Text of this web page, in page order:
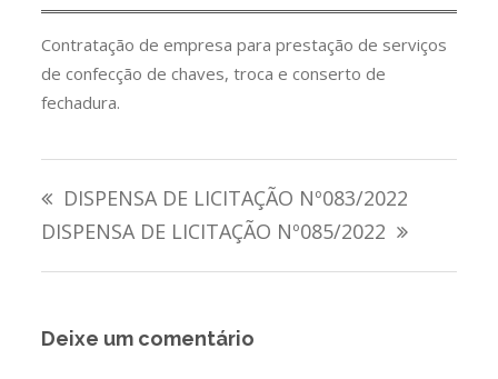
Contratação de empresa para prestação de serviços
de confecção de chaves, troca e conserto de
fechadura.
DISPENSA DE LICITAÇÃO Nº083/2022
DISPENSA DE LICITAÇÃO Nº085/2022
Deixe um comentário